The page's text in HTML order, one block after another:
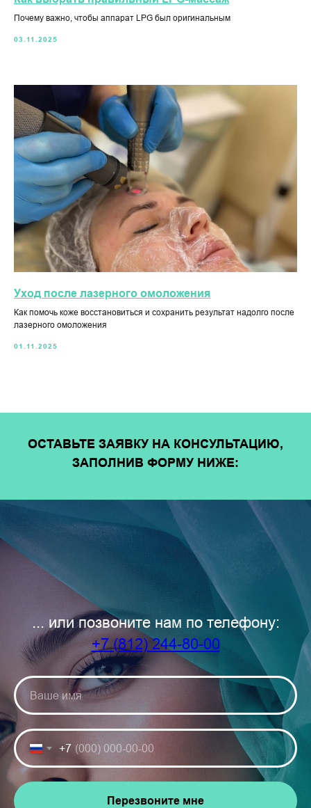
Почему важно, чтобы аппарат LPG был оригинальным
03.11.2025
Уход после лазерного омоложения
Как помочь коже восстановиться и сохранить результат надолго после
лазерного омоложения
01.11.2025
ОСТАВЬТЕ ЗАЯВКУ НА КОНСУЛЬТАЦИЮ,
ЗАПОЛНИВ ФОРМУ НИЖЕ:
... или позвоните нам по телефону:
+7 (812) 244-80-00
+7
Перезвоните мне